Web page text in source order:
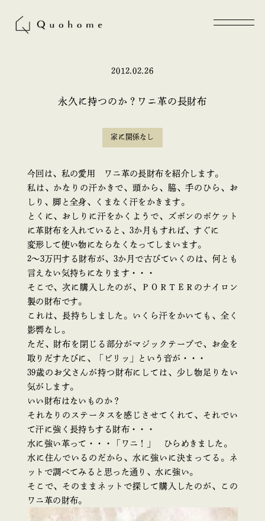
2012.02.26
永久に持つのか？ワニ革の長財布
家に関係なし
今回は、私の愛用 ワニ革の長財布を紹介します。
私は、かなりの汗かきで、頭から、脇、手のひら、お
しり、脚と全身、くまなく汗をかきます。
とくに、おしりに汗をかくようで、ズボンのポケット
に革財布を入れていると、3か月もすれば、すぐに
変形して使い物にならなくなってしまいます。
2～3万円する財布が、3か月で古びていくのは、何とも
言えない気持ちになります・・・
そこで、次に購入したのが、ＰＯＲＴＥＲのナイロン
製の財布です。
これは、長持ちしました。いくら汗をかいても、全く
影響なし。
ただ、財布を閉じる部分がマジックテープで、お金を
取りだすたびに、「ビリッ」という音が・・・
39歳のお父さんが持つ財布にしては、少し物足りない
気がします。
いい財布はないものか？
それなりのステータスを感じさせてくれて、それでい
て汗に強く長持ちする財布・・・
水に強い革って・・・「ワニ！」 ひらめきました。
水に住んでいるのだから、水に強いに決まってる。ネ
ットで調べてみると思った通り、水に強い。
そこで、そのままネットで探して購入したのが、この
ワニ革の財布。